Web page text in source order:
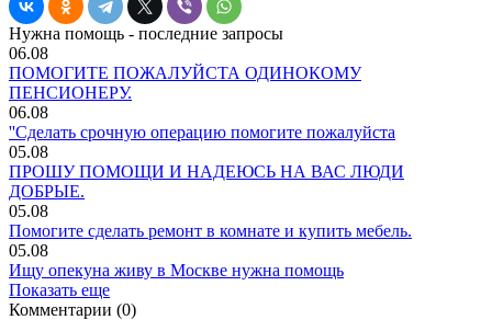
Нужна помощь - последние запросы
06.08
ПОМОГИТЕ ПОЖАЛУЙСТА ОДИНОКОМУ
ПЕНСИОНЕРУ.
06.08
''Сделать срочную операцию помогите пожалуйста
05.08
ПРОШУ ПОМОЩИ И НАДЕЮСЬ НА ВАС ЛЮДИ
ДОБРЫЕ.
05.08
Помогите сделать ремонт в комнате и купить мебель.
05.08
Ищу опекуна живу в Москве нужна помощь
Показать еще
Комментарии (0)